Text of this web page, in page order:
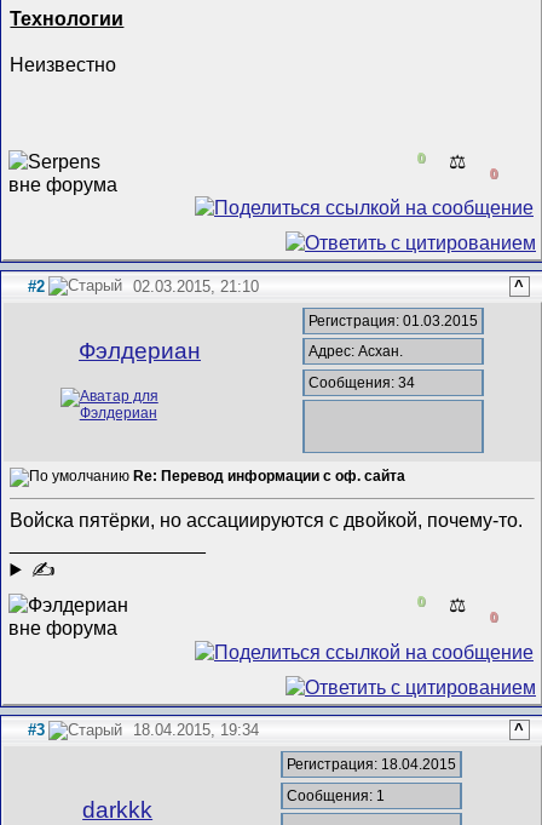
Технологии
Неизвестно
0 ⚖️
0
#2 02.03.2015, 21:10 ^
Фэлдериан
Регистрация: 01.03.2015
Адрес: Асхан.
Сообщения: 34
Re: Перевод информации с оф. сайта
Войска пятёрки, но ассациируются с двойкой, почему-то.
✍
0 ⚖️
0
#3 18.04.2015, 19:34 ^
darkkk
Регистрация: 18.04.2015
Сообщения: 1